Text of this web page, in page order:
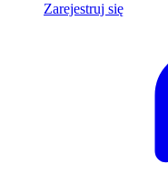
Zarejestruj się